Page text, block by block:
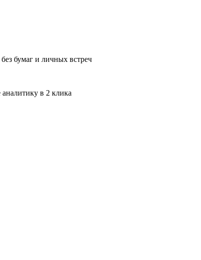
бумаг и личных встреч
аналитику в 2 клика